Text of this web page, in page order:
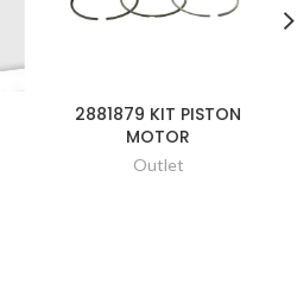
2881879 KIT PISTON
MOTOR
Outlet